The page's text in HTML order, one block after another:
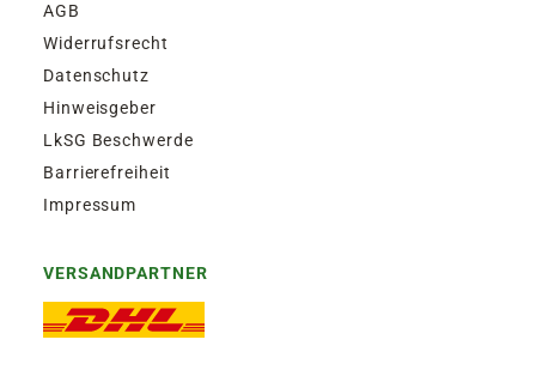
AGB
Widerrufsrecht
Datenschutz
Hinweisgeber
LkSG Beschwerde
Barrierefreiheit
Impressum
VERSANDPARTNER